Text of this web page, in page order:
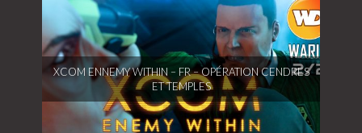
XCOM ENNEMY WITHIN – FR – OPÉRATION CENDRES
ET TEMPLES
XCOM Ennemy Within – FR – Opération Cendres
et Temples